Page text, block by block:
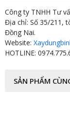
Công ty TNHH Tư
Địa chỉ: Số 35/211,
Đồng Nai.
Website:
HOTLINE:
SẢN PHẨM